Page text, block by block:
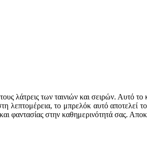
λάτρεις των ταινιών και σειρών. Αυτό
το μπρελόκ αυτό αποτελεί
φαντασίας στην καθημερινότητά σας.